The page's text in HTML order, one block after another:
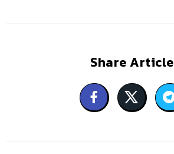
Share Article